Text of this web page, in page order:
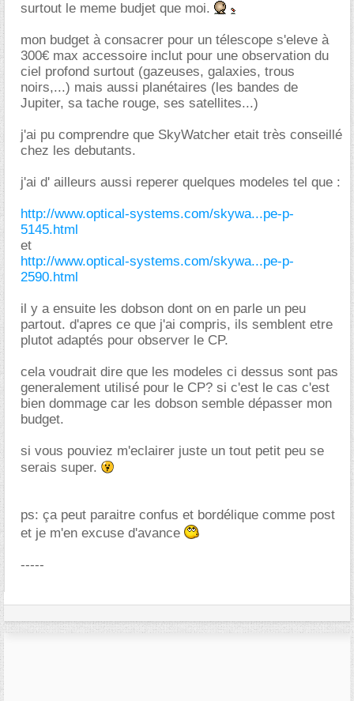
surtout le meme budjet que moi.
mon budget à consacrer pour un télescope s'eleve à
300€ max accessoire inclut pour une observation du
ciel profond surtout (gazeuses, galaxies, trous
noirs,...) mais aussi planétaires (les bandes de
Jupiter, sa tache rouge, ses satellites...)
j'ai pu comprendre que SkyWatcher etait très conseillé
chez les debutants.
j'ai d' ailleurs aussi reperer quelques modeles tel que :
http://www.optical-systems.com/skywa...pe-p-
5145.html
et
http://www.optical-systems.com/skywa...pe-p-
2590.html
il y a ensuite les dobson dont on en parle un peu
partout. d'apres ce que j'ai compris, ils semblent etre
plutot adaptés pour observer le CP.
cela voudrait dire que les modeles ci dessus sont pas
generalement utilisé pour le CP? si c'est le cas c'est
bien dommage car les dobson semble dépasser mon
budget.
si vous pouviez m'eclairer juste un tout petit peu se
serais super.
ps: ça peut paraitre confus et bordélique comme post
et je m'en excuse d'avance
-----